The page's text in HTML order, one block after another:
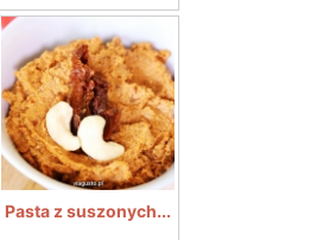
Pasta z suszonych...